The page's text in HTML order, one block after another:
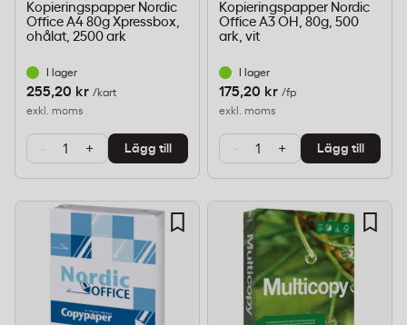
Kopieringspapper Nordic
Office A4 80g Xpressbox,
ohålat, 2500 ark
I lager
255,20 kr /kart
exkl. moms
- + Lägg till
Kopieringspapper Nordic
Office A3 OH, 80g, 500
ark, vit
I lager
175,20 kr /fp
exkl. moms
- + Lägg till